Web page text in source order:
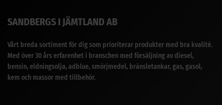
SANDBERGS I JÄMTLAND AB
Vårt breda sortiment för dig som prioriterar produkter med bra kvalité.
Med över 30 års erfarenhet i branschen med försäljning av diesel,
bensin, eldningsolja, adblue, smörjmedel, bränsletankar, gas, gasol,
kem och massor med tillbehör.